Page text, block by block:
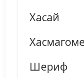
Хасай
Шериф